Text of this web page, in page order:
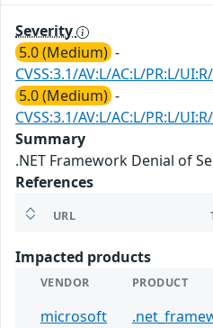
Severity
5.0 (Medium) -
CVSS:3.1/AV:L/AC:L/PR:L/
5.0 (Medium) -
CVSS:3.1/AV:L/AC:L/PR:L/
Summary
.NET Framework Denial of
References
URL
Impacted products
VENDOR PRODUCT
microsoft